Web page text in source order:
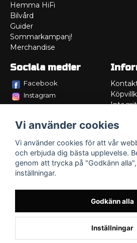
Hemma HiFi
Bilvård
Guider
Sommarkampanj!
Merchandise
Sociala medier
Facebook
Instagram
Om oss
Vi använder cookies
Vi använder cookies för att vår
och erbjuda dig bästa upplevelse.
genom att trycka på "Godkänn
inställningar.
Godkänn alla
Inställningar